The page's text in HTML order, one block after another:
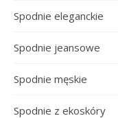
Spodnie eleganckie
Spodnie jeansowe
Spodnie męskie
Spodnie z ekoskóry